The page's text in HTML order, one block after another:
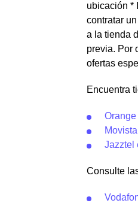
ubicación *
contratar
a la tienda
previa. Por
ofertas
Encuentra
Jazztel
Consulte